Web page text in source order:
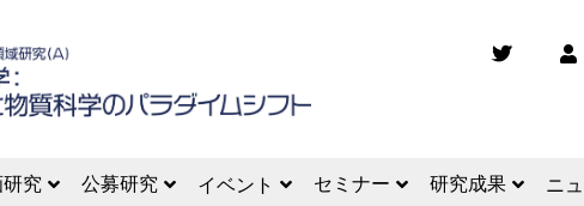
究 公募研究 イベント セミナー 研究成果 ニ